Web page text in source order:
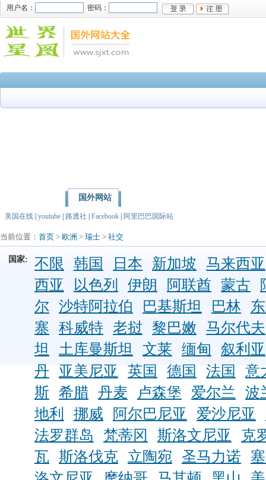
用户名： 密码：
国外网站
美国在线 youtube 路透社 Facebook 阿里巴巴国际站
当前位置： 首页 > 欧洲 > 瑞士 > 社交
国家: 不限 韩国 日本 新加坡
马来西亚
西亚
以色列 伊朗 阿联酋 蒙古
尔
沙特阿拉伯 巴基斯坦 巴林
寨
科威特 老挝 黎巴嫩
马尔代夫
坦
土库曼斯坦 文莱 缅甸
叙利亚
丹
亚美尼亚 英国 德国 法国
意
斯 希腊 丹麦 卢森堡 爱尔兰
波
地利
挪威 阿尔巴尼亚 爱沙尼亚
法罗群岛
梵蒂冈 斯洛文尼亚
克
瓦 斯洛伐克 立陶宛 圣马力诺